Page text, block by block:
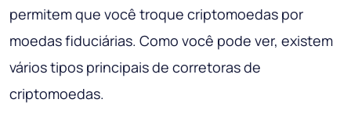
permitem que você troque criptomoedas por
moedas fiduciárias. Como você pode ver, existem
vários tipos principais de corretoras de
criptomoedas.